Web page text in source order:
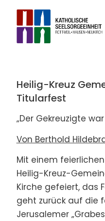
Heilig-Kreuz
Titularfest
„Der Gekreuzigte
Von Berthold
Mit einem
Heilig-Kreuz-
Kirche gefeiert, das
geht zurück auf die
Jerusalemer